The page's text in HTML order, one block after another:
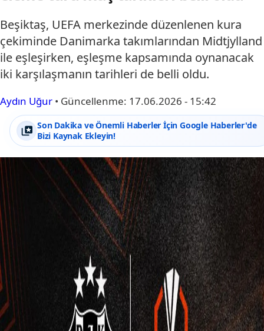
Beşiktaş, UEFA merkezinde düzenlenen kura
çekiminde Danimarka takımlarından Midtjylland
ile eşleşirken, eşleşme kapsamında oynanacak
iki karşılaşmanın tarihleri de belli oldu.
Aydın Uğur • Güncellenme: 17.06.2026 - 15:42
Son Dakika ve Önemli Haberler İçin Google Haberler'de
Bizi Kaynak Ekleyin!